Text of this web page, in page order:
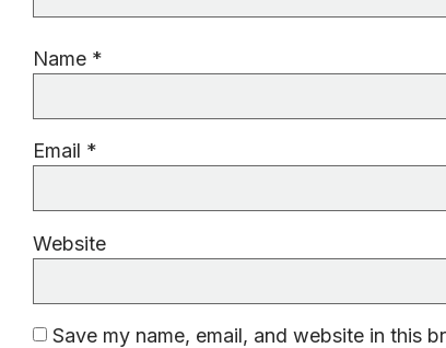
Name *
Email *
Website
Save my name, email, and website in this